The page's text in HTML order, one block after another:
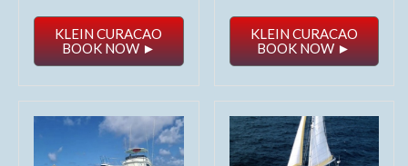
KLEIN CURACAO
BOOK NOW ►
KLEIN CURACAO
BOOK NOW ►